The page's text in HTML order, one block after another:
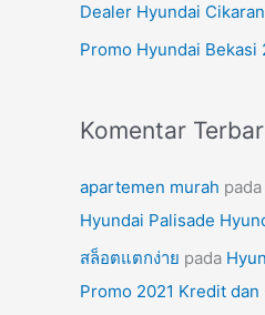
k
:
Dealer Hyundai
Promo Hyundai Bekasi
Komentar
apartemen murah pada
Hyundai Palisade
สล็อตแตกง่าย pada
Promo 2021 Kredit dan